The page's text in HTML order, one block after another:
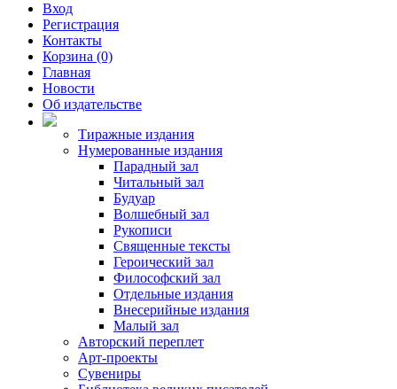
Вход
Регистрация
Контакты
Корзина (0)
Главная
Новости
Об издательстве
Тиражные издания
Нумерованные издания
Парадный зал
Читальный зал
Будуар
Волшебный зал
Рукописи
Священные тексты
Героический зал
Философский зал
Отдельные издания
Внесерийные издания
Малый зал
Авторский переплет
Арт-проекты
Сувениры